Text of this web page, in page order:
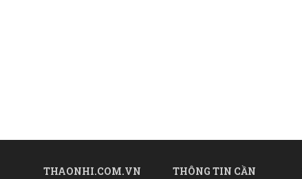
THAONHI.COM.VN
THÔNG TIN CẦN